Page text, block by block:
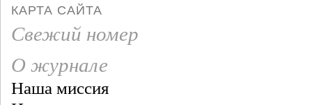
КАРТА САЙТА
Свежий номер
О журнале
Наша миссия